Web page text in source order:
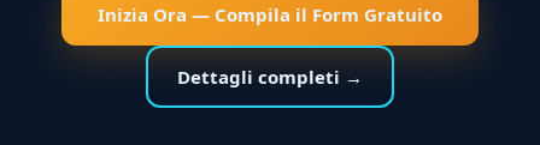
Inizia Ora — Compila il Form Gratuito
Dettagli completi →